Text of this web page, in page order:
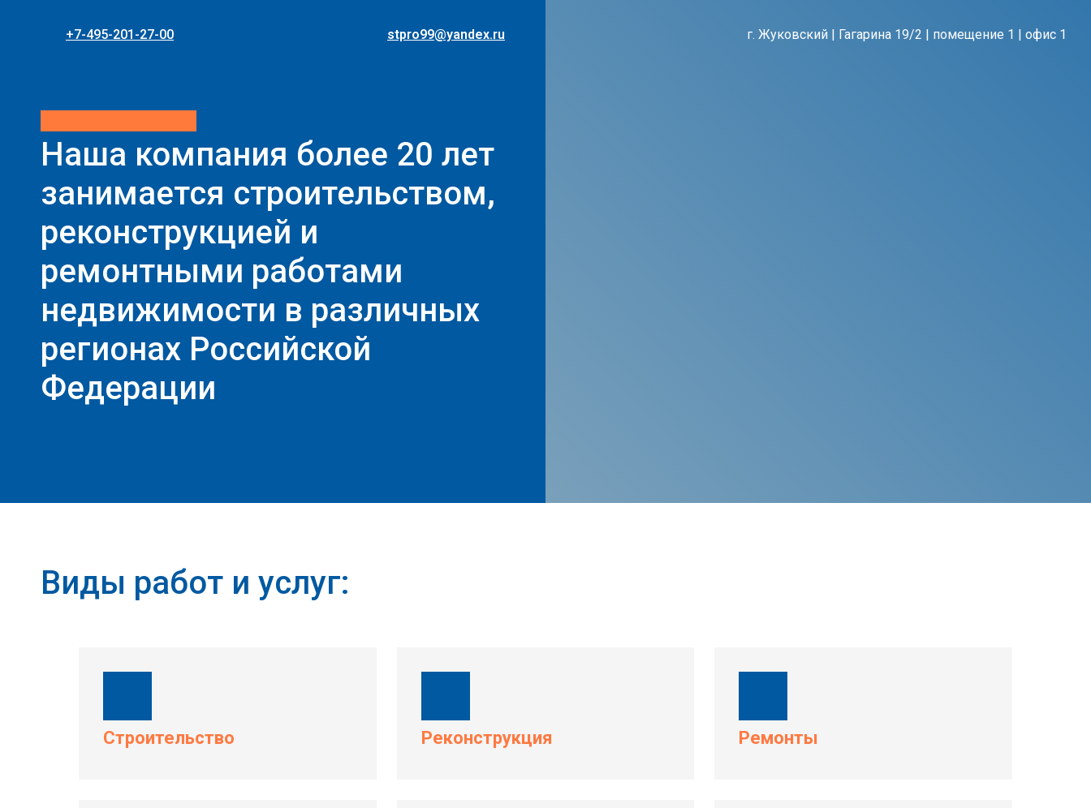
+7-495-201-27-00 stpro99@yandex.ru
Наша компания более 20 лет
занимается строительством,
реконструкцией и
ремонтными работами
недвижимости в различных
регионах Российской
Федерации
г. Жуковский | Гагарина 19/2 | помещение 1 | офис 1
Виды работ и услуг:
Строительство Реконструкция Ремонты